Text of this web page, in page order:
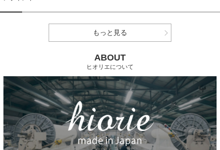
もっと見る
ABOUT
ヒオリエについて